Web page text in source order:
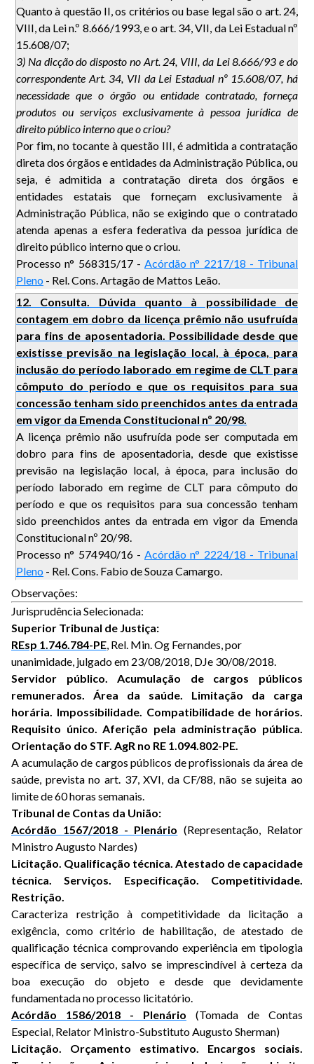
Quanto à questão II, os critérios ou base legal são o art. 24,
VIII, da Lei n.º 8.666/1993, e o art. 34, VII, da Lei Estadual nº
15.608/07;
3) Na dicção do disposto no Art. 24, VIII, da Lei 8.666/93 e do
correspondente Art. 34, VII da Lei Estadual nº 15.608/07, há
necessidade que o órgão ou entidade contratado, forneça
produtos ou serviços exclusivamente à pessoa jurídica de
direito público interno que o criou?
Por fim, no tocante à questão III, é admitida a contratação
direta dos órgãos e entidades da Administração Pública, ou
seja, é admitida a contratação direta dos órgãos e
entidades estatais que forneçam exclusivamente à
Administração Pública, não se exigindo que o contratado
atenda apenas a esfera federativa da pessoa jurídica de
direito público interno que o criou.
Processo n° 568315/17 - Acórdão n° 2217/18 - Tribunal
Pleno - Rel. Cons. Artagão de Mattos Leão.
12. Consulta. Dúvida quanto à possibilidade de
contagem em dobro da licença prêmio não usufruída
para fins de aposentadoria. Possibilidade desde que
existisse previsão na legislação local, à época, para
inclusão do período laborado em regime de CLT para
cômputo do período e que os requisitos para sua
concessão tenham sido preenchidos antes da entrada
em vigor da Emenda Constitucional nº 20/98.
A licença prêmio não usufruída pode ser computada em
dobro para fins de aposentadoria, desde que existisse
previsão na legislação local, à época, para inclusão do
período laborado em regime de CLT para cômputo do
período e que os requisitos para sua concessão tenham
sido preenchidos antes da entrada em vigor da Emenda
Constitucional nº 20/98.
Processo n° 574940/16 - Acórdão n° 2224/18 - Tribunal
Pleno - Rel. Cons. Fabio de Souza Camargo.
Observações:
Jurisprudência Selecionada:
Superior Tribunal de Justiça:
REsp 1.746.784-PE, Rel. Min. Og Fernandes, por
unanimidade, julgado em 23/08/2018, DJe 30/08/2018.
Servidor público. Acumulação de cargos públicos
remunerados. Área da saúde. Limitação da carga
horária. Impossibilidade. Compatibilidade de horários.
Requisito único. Aferição pela administração pública.
Orientação do STF. AgR no RE 1.094.802-PE.
A acumulação de cargos públicos de profissionais da área de
saúde, prevista no art. 37, XVI, da CF/88, não se sujeita ao
limite de 60 horas semanais.
Tribunal de Contas da União:
Acórdão 1567/2018 - Plenário (Representação, Relator
Ministro Augusto Nardes)
Licitação. Qualificação técnica. Atestado de capacidade
técnica. Serviços. Especificação. Competitividade.
Restrição.
Caracteriza restrição à competitividade da licitação a
exigência, como critério de habilitação, de atestado de
qualificação técnica comprovando experiência em tipologia
específica de serviço, salvo se imprescindível à certeza da
boa execução do objeto e desde que devidamente
fundamentada no processo licitatório.
Acórdão 1586/2018 - Plenário (Tomada de Contas
Especial, Relator Ministro-Substituto Augusto Sherman)
Licitação. Orçamento estimativo. Encargos sociais.